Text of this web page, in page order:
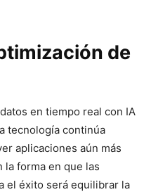
de
en tiempo real con IA
tecnología continúa
aplicaciones aún más
la forma en que las
el éxito será equilibrar la